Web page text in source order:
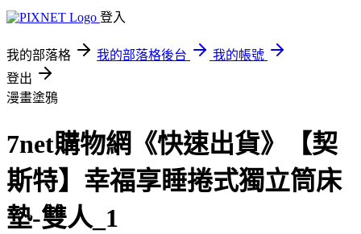
登入
我的部落格 我的部落格後台
我的帳號
登出
漫畫塗鴉
7net購物網《快速出貨》【契
斯特】幸福享睡捲式獨立筒床
墊-雙人_1